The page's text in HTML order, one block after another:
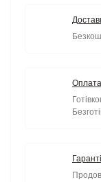
Оплата